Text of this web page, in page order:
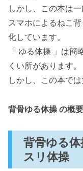
しかし、この本は一
スマホによるねこ
化しています。
「 ゆる体操 」は
くい所があります。
しかし、この本で
背骨ゆる体操 の概要
背骨ゆる
スリ体操